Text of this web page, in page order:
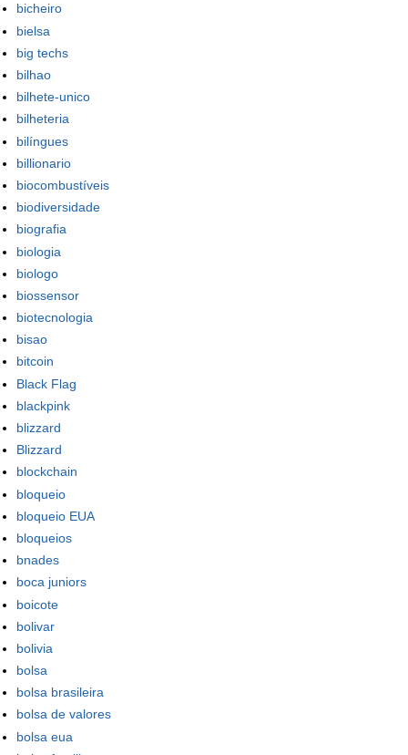
bicheiro
bielsa
big techs
bilhao
bilhete-unico
bilheteria
bilíngues
billionario
biocombustíveis
biodiversidade
biografia
biologia
biologo
biossensor
biotecnologia
bisao
bitcoin
Black Flag
blackpink
blizzard
Blizzard
blockchain
bloqueio
bloqueio EUA
bloqueios
bnades
boca juniors
boicote
bolivar
bolivia
bolsa
bolsa brasileira
bolsa de valores
bolsa eua